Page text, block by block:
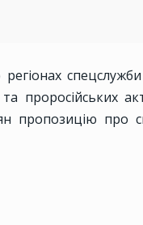
проросійських
пропозицію про